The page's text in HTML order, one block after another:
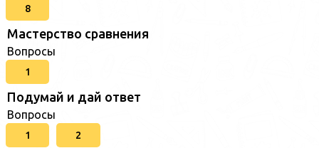
8
Мастерство сравнения
Вопросы
1
Подумай и дай ответ
Вопросы
1 2